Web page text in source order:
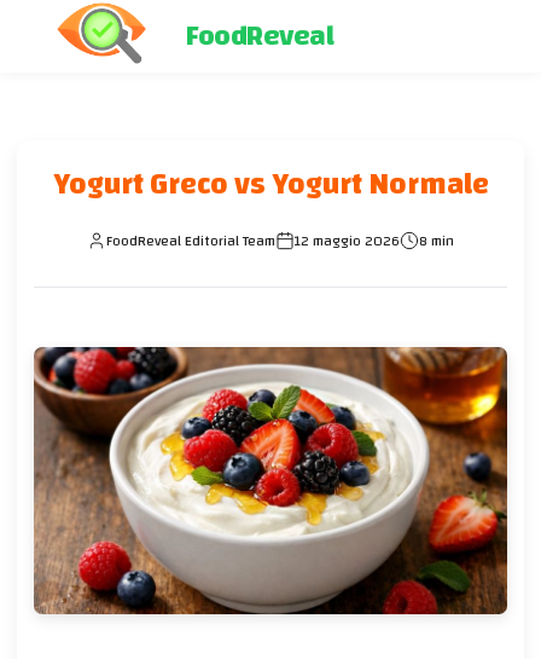
FoodReveal
Yogurt Greco vs Yogurt Normale
FoodReveal Editorial Team 12 maggio 2026 8 min